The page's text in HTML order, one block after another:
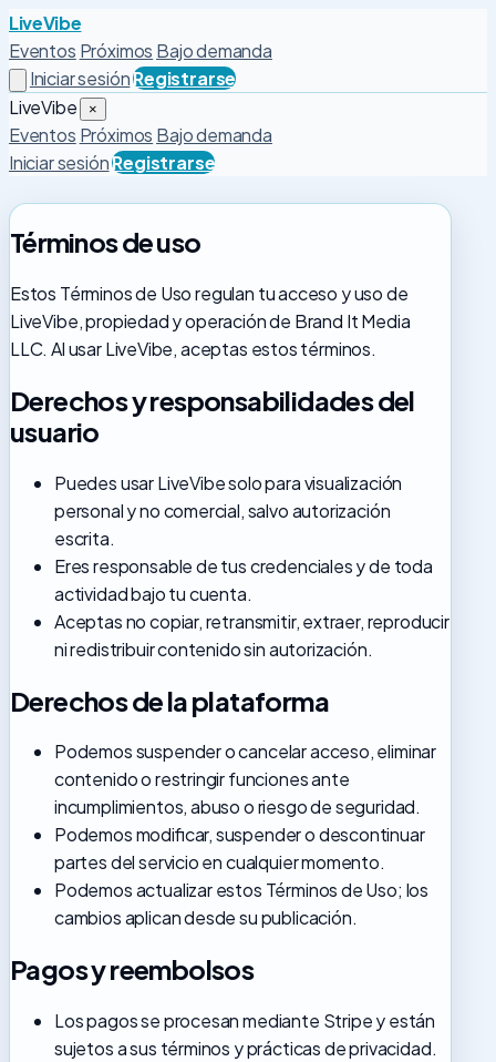
LiveVibe
Eventos Próximos Bajo demanda
Iniciar sesiónRegistrarse
LiveVibe
×
Eventos Próximos Bajo demanda
Iniciar sesiónRegistrarse
Términos de uso
Estos Términos de Uso regulan tu acceso y uso de
LiveVibe, propiedad y operación de Brand It Media
LLC. Al usar LiveVibe, aceptas estos términos.
Derechos y responsabilidades del
usuario
Puedes usar LiveVibe solo para visualización
personal y no comercial, salvo autorización
escrita.
Eres responsable de tus credenciales y de toda
actividad bajo tu cuenta.
Aceptas no copiar, retransmitir, extraer, reproducir
ni redistribuir contenido sin autorización.
Derechos de la plataforma
Podemos suspender o cancelar acceso, eliminar
contenido o restringir funciones ante
incumplimientos, abuso o riesgo de seguridad.
Podemos modificar, suspender o descontinuar
partes del servicio en cualquier momento.
Podemos actualizar estos Términos de Uso; los
cambios aplican desde su publicación.
Pagos y reembolsos
Los pagos se procesan mediante Stripe y están
sujetos a sus términos y prácticas de privacidad.